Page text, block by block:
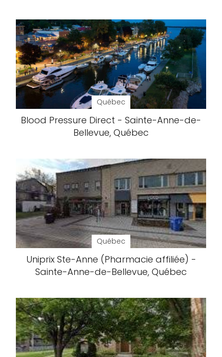
Québec
Blood Pressure Direct - Sainte-Anne-de-
Bellevue, Québec
Québec
Uniprix Ste-Anne (Pharmacie affiliée) -
Sainte-Anne-de-Bellevue, Québec